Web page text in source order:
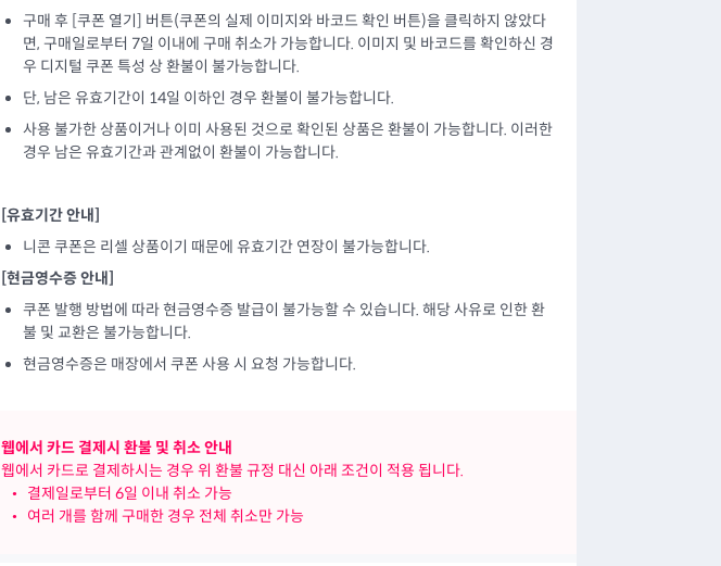
구매 후 [쿠폰 열기] 버튼(쿠폰의 실제 이미지와 바코드 확인 버튼)을 클릭하지 않았다
면, 구매일로부터 7일 이내에 구매 취소가 가능합니다. 이미지 및 바코드를 확인하신 경
우 디지털 쿠폰 특성 상 환불이 불가능합니다.
단, 남은 유효기간이 14일 이하인 경우 환불이 불가능합니다.
사용 불가한 상품이거나 이미 사용된 것으로 확인된 상품은 환불이 가능합니다. 이러한
경우 남은 유효기간과 관계없이 환불이 가능합니다.
[유효기간 안내]
니콘 쿠폰은 리셀 상품이기 때문에 유효기간 연장이 불가능합니다.
[현금영수증 안내]
쿠폰 발행 방법에 따라 현금영수증 발급이 불가능할 수 있습니다. 해당 사유로 인한 환
불 및 교환은 불가능합니다.
현금영수증은 매장에서 쿠폰 사용 시 요청 가능합니다.
웹에서 카드 결제시 환불 및 취소 안내
웹에서 카드로 결제하시는 경우 위 환불 규정 대신 아래 조건이 적용 됩니다.
•
결제일로부터 6일 이내 취소 가능
•
여러 개를 함께 구매한 경우 전체 취소만 가능